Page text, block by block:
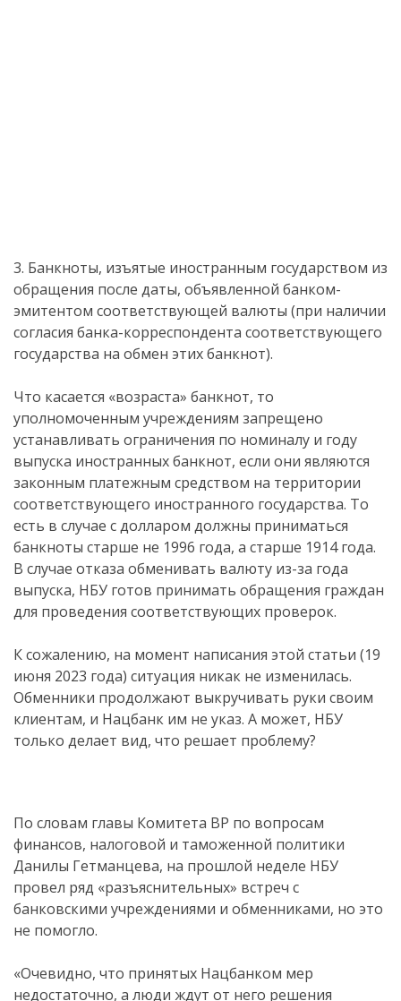
3. Банкноты, изъятые иностранным государством из
обращения после даты, объявленной банком-
эмитентом соответствующей валюты (при наличии
согласия банка-корреспондента соответствующего
государства на обмен этих банкнот).
Что касается «возраста» банкнот, то
уполномоченным учреждениям запрещено
устанавливать ограничения по номиналу и году
выпуска иностранных банкнот, если они являются
законным платежным средством на территории
соответствующего иностранного государства. То
есть в случае с долларом должны приниматься
банкноты старше не 1996 года, а старше 1914 года.
В случае отказа обменивать валюту из-за года
выпуска, НБУ готов принимать обращения граждан
для проведения соответствующих проверок.
К сожалению, на момент написания этой статьи (19
июня 2023 года) ситуация никак не изменилась.
Обменники продолжают выкручивать руки своим
клиентам, и Нацбанк им не указ. А может, НБУ
только делает вид, что решает проблему?
По словам главы Комитета ВР по вопросам
финансов, налоговой и таможенной политики
Данилы Гетманцева, на прошлой неделе НБУ
провел ряд «разъяснительных» встреч с
банковскими учреждениями и обменниками, но это
не помогло.
«Очевидно, что принятых Нацбанком мер
недостаточно, а люди ждут от него решения